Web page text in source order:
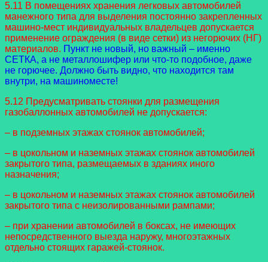
5.11 В помещениях хранения легковых автомобилей
манежного типа для выделения постоянно закрепленных
машино-мест индивидуальных владельцев допускается
применение ограждения (в виде сетки) из негорючих (НГ)
материалов. Пункт не новый, но важный – именно
СЕТКА, а не металлошифер или что-то подобное, даже
не горючее. Должно быть видно, что находится там
внутри, на машиноместе!
5.12 Предусматривать стоянки для размещения
газобаллонных автомобилей не допускается:
– в подземных этажах стоянок автомобилей;
– в цокольном и наземных этажах стоянок автомобилей
закрытого типа, размещаемых в зданиях иного
назначения;
– в цокольном и наземных этажах стоянок автомобилей
закрытого типа с неизолированными рампами;
– при хранении автомобилей в боксах, не имеющих
непосредственного выезда наружу, многоэтажных
отдельно стоящих гаражей-стоянок.